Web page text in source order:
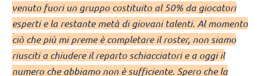
venuto fuori un gruppo costituito al 50% da giocatori
esperti e la restante metà di giovani talenti. Al momento
ciò che più mi preme è completare il roster, non siamo
riusciti a chiudere il reparto schiacciatori e a oggi il
numero che abbiamo non è sufficiente. Spero che la